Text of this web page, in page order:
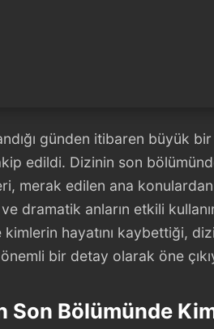
günden itibaren büyük
edildi. Dizinin son
merak edilen ana
dramatik anların etkili
kimlerin hayatını kaybettiği,
bir detay olarak öne
Son Bölümünde